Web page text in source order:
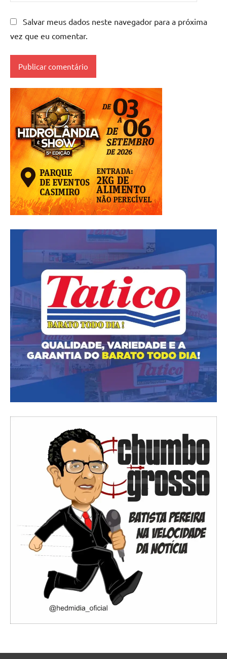
Salvar meus dados neste navegador para a próxima
vez que eu comentar.